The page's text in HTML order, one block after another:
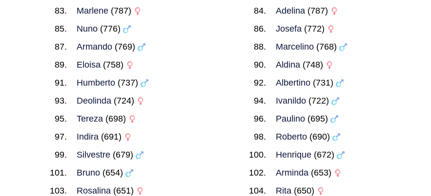
Marlene (787) Adelina(787)
Nuno (776) Josefa(772)
Armando (769) Marcelino(768)
Eloisa (758) Aldina(748)
Humberto (737) Albertino(731)
Deolinda (724) Ivanildo(722)
Tereza (698) Paulino(695)
Indira (691) Roberto(690)
Silvestre (679) Henrique(672)
Bruno (654) Arminda(653)
Rosalina (651) Rita(650)